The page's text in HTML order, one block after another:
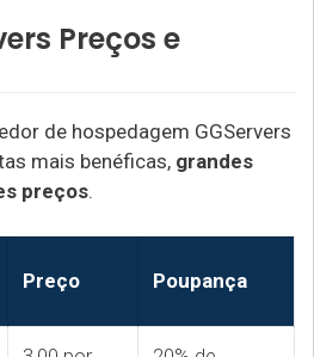
Preços e
de hospedagem GGServers
mais benéficas, grandes
preços.
Preço Poupança